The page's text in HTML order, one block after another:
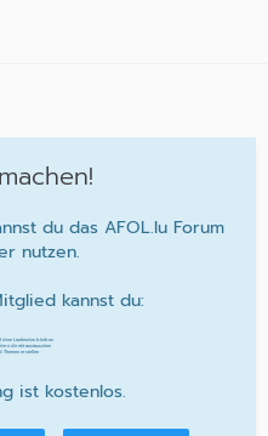
du das AFOL.lu Forum
nutzen.
kannst du:
dem Laufenden bleiben
direkt austauschen
Themen erstellen
ist kostenlos.